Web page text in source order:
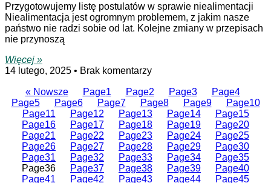
Przygotowujemy listę postulatów w sprawie niealimentacji
Niealimentacja jest ogromnym problemem, z jakim nasze
państwo nie radzi sobie od lat. Kolejne zmiany w przepisach
nie przynoszą
Więcej »
14 lutego, 2025
Brak komentarzy
« Nowsze Page1 Page2 Page3 Page4
Page5 Page6 Page7 Page8 Page9 Page10
Page11 Page12 Page13 Page14 Page15
Page16 Page17 Page18 Page19 Page20
Page21 Page22 Page23 Page24 Page25
Page26 Page27 Page28 Page29 Page30
Page31 Page32 Page33 Page34 Page35
Page36 Page37 Page38 Page39 Page40
Page41 Page42 Page43 Page44 Page45